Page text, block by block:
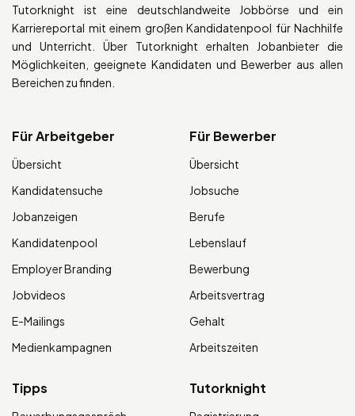
Tutorknight ist eine deutschlandweite Jobbörse und ein
Karriereportal mit einem großen Kandidatenpool für Nachhilfe
und Unterricht. Über Tutorknight erhalten Jobanbieter die
Möglichkeiten, geeignete Kandidaten und Bewerber aus allen
Bereichen zu finden.
Für Arbeitgeber
Übersicht
Kandidatensuche
Jobanzeigen
Kandidatenpool
Employer Branding
Jobvideos
E-Mailings
Medienkampagnen
Für Bewerber
Übersicht
Jobsuche
Berufe
Lebenslauf
Bewerbung
Arbeitsvertrag
Gehalt
Arbeitszeiten
Tipps Tutorknight